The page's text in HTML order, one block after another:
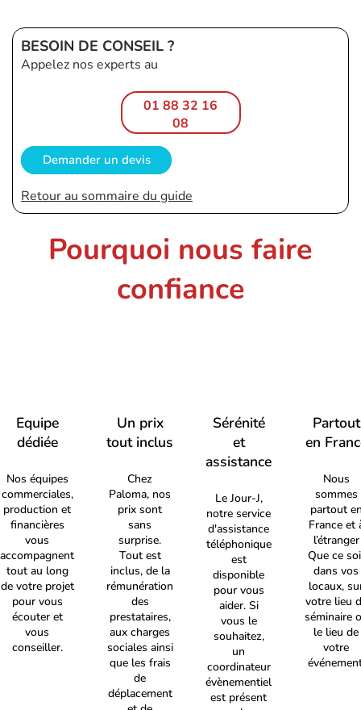
BESOIN DE CONSEIL ?
Appelez nos experts au
01 88 32 16
08
Demander un devis
Retour au sommaire du guide
Pourquoi nous faire
confiance
Equipe
dédiée
Nos équipes
commerciales,
production et
financières
vous
accompagnent
tout au long
de votre projet
pour vous
écouter et
vous
conseiller.
Un prix
tout inclus
Chez
Paloma, nos
prix sont
sans
surprise.
Tout est
inclus, de la
rémunération
des
prestataires,
aux charges
sociales ainsi
que les frais
de
déplacement
Sérénité
et
assistance
Le Jour-J,
notre service
d'assistance
téléphonique
est
disponible
pour vous
aider. Si
vous le
souhaitez,
un
coordinateur
évènementiel
est présent
Partout
en
Nous
sommes
partout
France et
l’étranger
Que ce
dans vos
locaux,
votre lieu
séminaire
le lieu de
votre